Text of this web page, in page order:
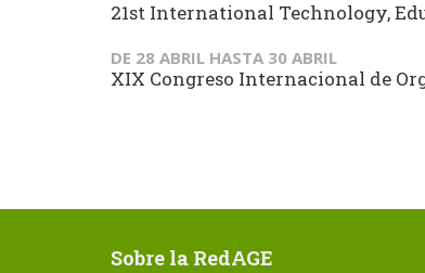
21st International Technology,
DE 28 ABRIL HASTA 30 ABRIL
XIX Congreso Internacional de
Sobre la RedAGE